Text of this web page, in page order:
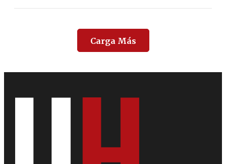
Carga Más